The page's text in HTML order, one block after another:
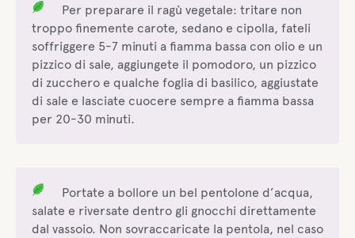
Per preparare il ragù vegetale: tritare non
troppo finemente carote, sedano e cipolla, fateli
soffriggere 5-7 minuti a fiamma bassa con olio e un
pizzico di sale, aggiungete il pomodoro, un pizzico
di zucchero e qualche foglia di basilico, aggiustate
di sale e lasciate cuocere sempre a fiamma bassa
per 20-30 minuti.
Portate a bollore un bel pentolone d’acqua,
salate e riversate dentro gli gnocchi direttamente
dal vassoio. Non sovraccaricate la pentola, nel caso